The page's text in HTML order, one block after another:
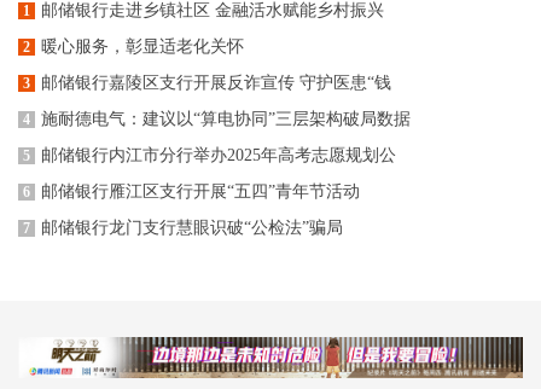
1 邮储银行走进乡镇社区 金融活水赋能乡村振兴
2 暖心服务，彰显适老化关怀
3 邮储银行嘉陵区支行开展反诈宣传 守护医患“钱
4 施耐德电气：建议以“算电协同”三层架构破局数据
5 邮储银行内江市分行举办2025年高考志愿规划公
6 邮储银行雁江区支行开展“五四”青年节活动
7 邮储银行龙门支行慧眼识破“公检法”骗局